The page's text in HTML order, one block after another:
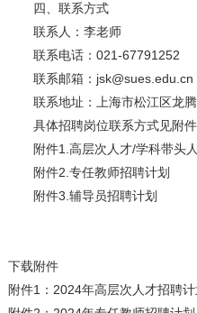
四、联系方式
联系人：李老师
联系电话：021-67791252
联系邮箱：jsk@sues.edu.cn
联系地址：上海市松江区龙腾
具体招聘岗位联系方式见附件
附件1.高层次人才/学科带头人
附件2.专任教师招聘计划
附件3.辅导员招聘计划
下载附件
附件1：2024年高层次人才招聘